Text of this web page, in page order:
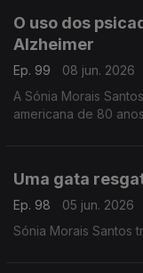
O uso dos
Alzheimer
Ep. 99
08 jun. 2026
A Sónia Morais
americana de 80
Uma gata
Ep. 98
05 jun. 2026
Sónia Morais Santos